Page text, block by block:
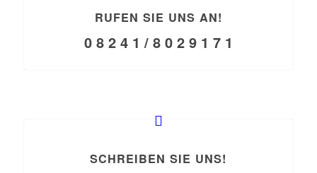
RUFEN SIE UNS AN!
0 8 2 4 1 / 8 0 2 9 1 7 1
SCHREIBEN SIE UNS!